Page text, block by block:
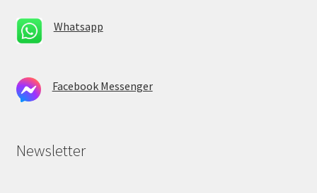
Whatsapp
Facebook Messenger
Newsletter